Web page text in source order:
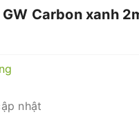
Carbon xanh
nhật